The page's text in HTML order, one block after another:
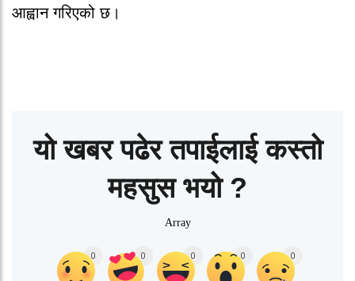
आह्वान गरिएको छ।
यो खबर पढेर तपाईलाई कस्तो
महसुस भयो ?
Array
0 0 0 0 0